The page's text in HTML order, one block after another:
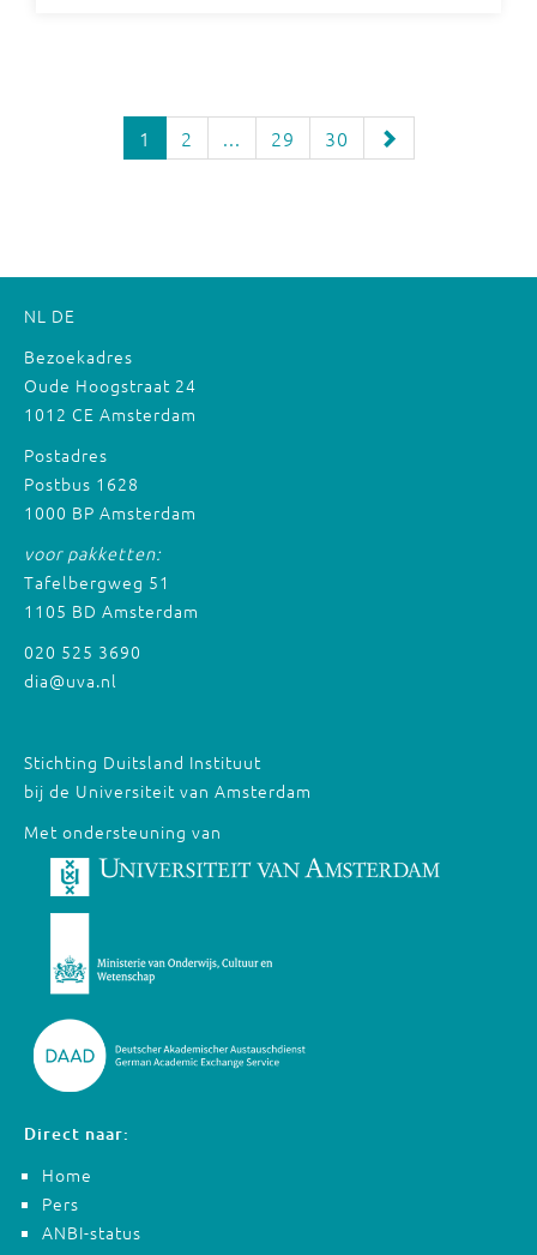
1 2 ... 29 30
NL DE
Bezoekadres
Oude Hoogstraat 24
1012 CE Amsterdam
Postadres
Postbus 1628
1000 BP Amsterdam
voor pakketten:
Tafelbergweg 51
1105 BD Amsterdam
020 525 3690
dia@uva.nl
Stichting Duitsland Instituut
bij de Universiteit van Amsterdam
Met ondersteuning van
Direct naar:
Home
Pers
ANBI-status